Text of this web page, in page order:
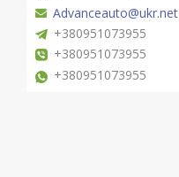
Advanceauto@ukr.net
+380951073955
+380951073955
+380951073955